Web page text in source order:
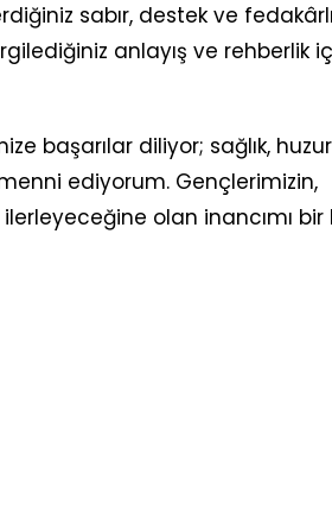
sabır, destek ve
anlayış ve rehberlik
başarılar diliyor; sağlık,
ediyorum. Gençlerimizin,
olan inancımı bir